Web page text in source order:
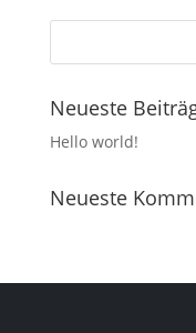
Neueste
Hello world!
Neueste